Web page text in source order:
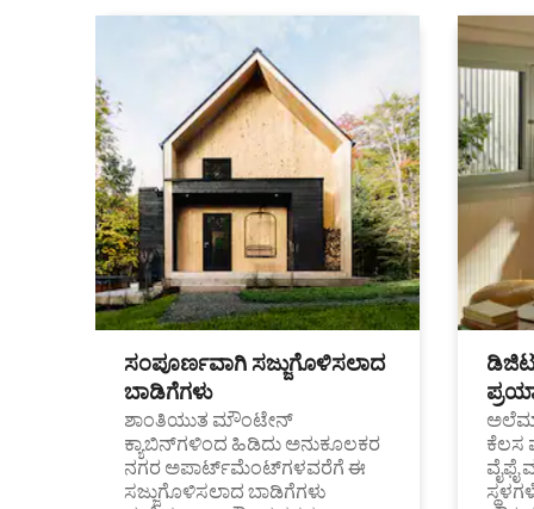
ಸಂಪೂರ್ಣವಾಗಿ ಸಜ್ಜುಗೊಳಿಸಲಾದ
ಬಾಡಿಗೆಗಳು
ಶಾಂತಿಯುತ ಮೌಂಟೇನ್
ಕ್ಯಾಬಿನ್‌ಗಳಿಂದ ಹಿಡಿದು ಅನುಕೂಲಕರ
ನಗರ ಅಪಾರ್ಟ್‌ಮೆಂಟ್‌ಗಳವರೆಗೆ ಈ
ಸಜ್ಜುಗೊಳಿಸಲಾದ ಬಾಡಿಗೆಗಳು
ಕೆಲಸ